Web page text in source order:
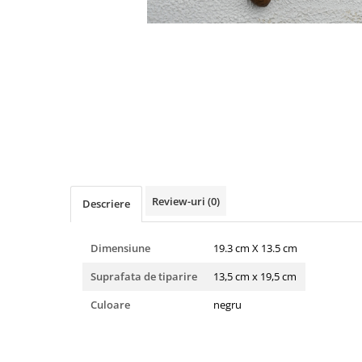
2021 Crăciun
Descriere Review-uri (0)
Dimensiune
19.3 cm X 13.5 cm
Suprafata de tiparire
13,5 cm x 19,5 cm
Culoare
negru